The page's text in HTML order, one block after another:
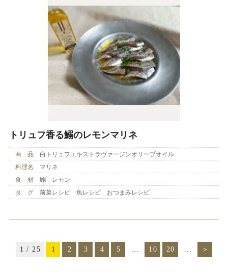
トリュフ香る鰯のレモンマリネ
商 品
白トリュフエキストラヴァージンオリーブオイル
料理名
マリネ
食 材
鰯 レモン
タ グ
前菜レシピ 魚レシピ おつまみレシピ
1 / 25 1 2 3 4 5 ... 10 20 ... ＞